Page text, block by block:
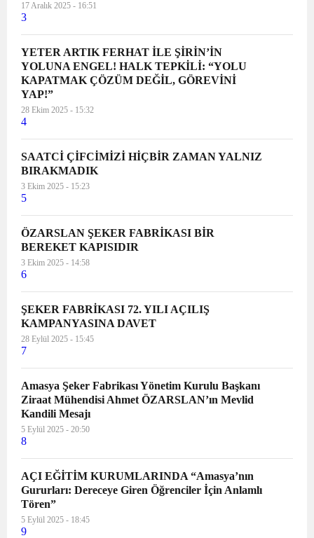
17 Aralık 2025 - 16:51
3
YETER ARTIK FERHAT İLE ŞİRİN’İN
YOLUNA ENGEL! HALK TEPKİLİ: “YOLU
KAPATMAK ÇÖZÜM DEĞİL, GÖREVİNİ
YAP!”
28 Ekim 2025 - 15:32
4
SAATCİ ÇİFCİMİZİ HİÇBİR ZAMAN YALNIZ
BIRAKMADIK
3 Ekim 2025 - 15:23
5
ÖZARSLAN ŞEKER FABRİKASI BİR
BEREKET KAPISIDIR
3 Ekim 2025 - 14:58
6
ŞEKER FABRİKASI 72. YILI AÇILIŞ
KAMPANYASINA DAVET
28 Eylül 2025 - 15:45
7
Amasya Şeker Fabrikası Yönetim Kurulu Başkanı
Ziraat Mühendisi Ahmet ÖZARSLAN’ın Mevlid
Kandili Mesajı
5 Eylül 2025 - 20:50
8
AÇI EĞİTİM KURUMLARINDA “Amasya’nın
Gururları: Dereceye Giren Öğrenciler İçin Anlamlı
Tören”
5 Eylül 2025 - 18:45
9